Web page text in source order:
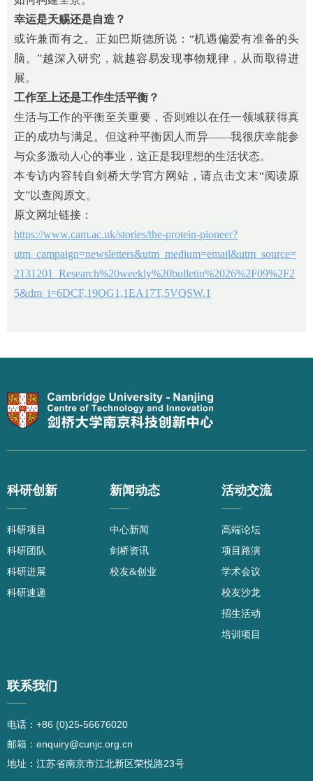
幸运是天赐还是自造？
或许兼而有之。正如巴斯德所说：“机遇偏爱有准备的头
脑。”越深入研究，就越容易发现事物规律，从而取得进
展。
工作至上还是工作生活平衡？
生活与工作的平衡至关重要，否则难以在任一领域获得真
正的成功与满足。但这种平衡因人而异——我很庆幸能参
与众多激动人心的事业，这正是我理想的生活状态。
本专访内容转自剑桥大学官方网站，请点击文末“阅读原
文”以查阅原文。
原文网址链接：
https://www.cam.ac.uk/stories/the-protein-pioneer?
utm_campaign=newsletters&utm_medium=email&utm_source=
2131201_Research%20weekly%20bulletin%2026%2F09%2F2
5&dm_i=6DCF,19OG1,1EA17T,5VQSW,1
科研创新
——
科研项目
科研团队
科研进展
科研速递
新闻动态
——
中心新闻
剑桥资讯
校友&创业
活动交流
——
高端论坛
项目路演
学术会议
校友沙龙
招生活动
培训项目
联系我们
——
电话：+86 (0)25-56676020
邮箱：enquiry@cunjc.org.cn
地址：江苏省南京市江北新区荣悦路23号